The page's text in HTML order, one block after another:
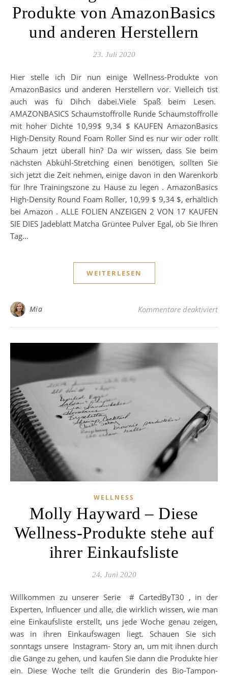
Produkte von AmazonBasics
und anderen Herstellern
23. Juli 2020
Hier stelle ich Dir nun einige Wellness-Produkte von
AmazonBasics und anderen Herstellern vor. Vielleich tist
auch was fü Dihch dabei.Viele Spaß beim Lesen.
AMAZONBASICS Schaumstoffrolle Runde Schaumstoffrolle
mit hoher Dichte 10,99$ 9,34 $ KAUFEN AmazonBasics
High-Density Round Foam Roller Sind es nur wir oder rollt
Schaum jetzt überall hin? Da wir wissen, dass Sie beim
nächsten Abkühl-Stretching einen benötigen, sollten Sie
sich jetzt die Zeit nehmen, einige davon in den Warenkorb
für Ihre Trainingszone zu Hause zu legen . AmazonBasics
High-Density Round Foam Roller, 10,99 $ 9,34 $, erhältlich
bei Amazon . ALLE FOLIEN ANZEIGEN 2 VON 17 KAUFEN
SIE DIES Jadeblatt Matcha Grüntee Pulver Egal, ob Sie Ihren
Tag…
WEITERLESEN
Mia Kommentare deaktiviertfür
WELLNESS
Molly Hayward – Diese
Wellness-Produkte stehe auf
ihrer Einkaufsliste
24. Juni 2020
Willkommen zu unserer Serie # CartedByT30 , in der
Experten, Influencer und alle, die wirklich wissen, wie man
eine Einkaufsliste erstellt, uns jede Woche genau zeigen,
was in ihren Einkaufswagen liegt. Schauen Sie sich
sonntags unsere Instagram- Story an, um mit ihnen durch
die Gänge zu gehen, und kaufen Sie dann die Produkte hier
ein. Diese Woche teilt die Gründerin des Bio-Tampon-